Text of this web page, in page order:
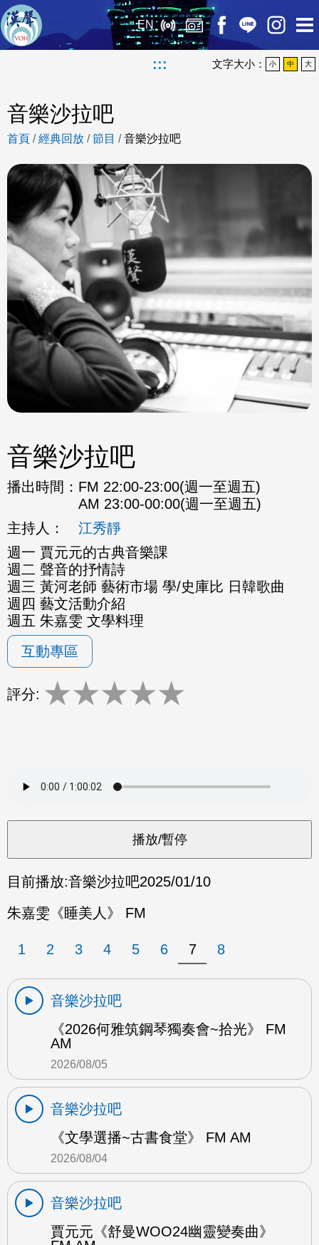
EN
::: 文字大小： 小 中 大
音樂沙拉吧
首頁 /經典回放 /節目 /音樂沙拉吧
音樂沙拉吧
播出時間： FM 22:00-23:00(週一至週五)
AM 23:00-00:00(週一至週五)
主持人：
江秀靜
週一 賈元元的古典音樂課
週二 聲音的抒情詩
週三 黃河老師 藝術市場 學/史庫比 日韓歌曲
週四 藝文活動介紹
週五 朱嘉雯 文學料理
互動專區
評分: ★★★★★
目前播放:音樂沙拉吧2025/01/10
朱嘉雯《睡美人》 FM
1 2 3 4 5 6 7 8
音樂沙拉吧
《2026何雅筑鋼琴獨奏會~拾光》 FM
AM
2026/08/05
音樂沙拉吧
《文學選播~古書食堂》 FM AM
2026/08/04
音樂沙拉吧
賈元元《舒曼WOO24幽靈變奏曲》